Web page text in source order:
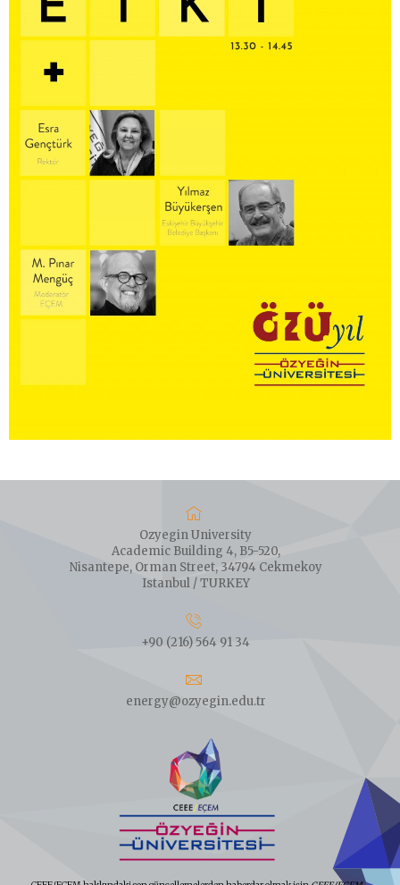
Ozyegin University
Academic Building 4, B5-520,
Nisantepe, Orman Street, 34794 Cekmekoy
Istanbul / TURKEY
+90 (216) 564 91 34
energy@ozyegin.edu.tr